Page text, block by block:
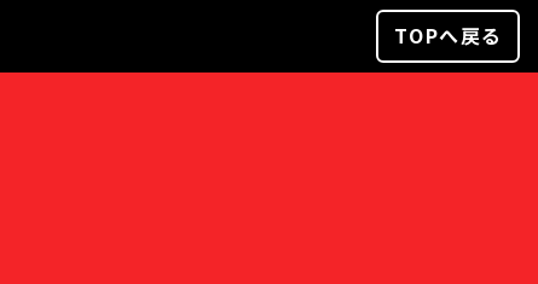
TOPへ戻る